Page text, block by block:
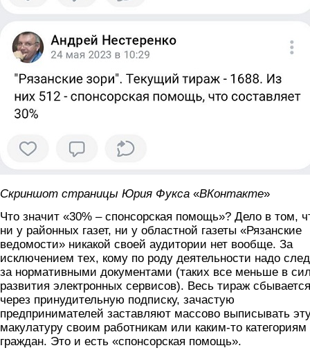
Скриншот страницы Юрия Фукса «ВКонтакте»
Что значит «30% – спонсорская помощь»? Дело в том,
ни у районных газет, ни у областной газеты «Рязанские
ведомости» никакой своей аудитории нет вообще. За
исключением тех, кому по роду деятельности надо
за нормативными документами (таких все меньше в
развития электронных сервисов). Весь тираж сбывается
через принудительную подписку, зачастую
предпринимателей заставляют массово выписывать
макулатуру своим работникам или каким-то категориям
граждан. Это и есть «спонсорская помощь».